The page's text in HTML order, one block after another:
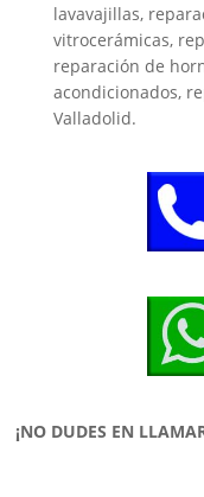
lavavajillas,
vitrocerámicas,
reparación de
acondicionados,
Valladolid.
¡NO DUDES EN